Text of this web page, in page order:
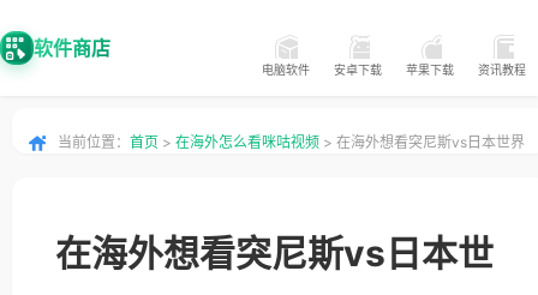
软件商店
电脑软件 安卓下载 苹果下载 资讯教程
当前位置： 首页 > 在海外怎么看咪咕视频 > 在海外想看突尼斯vs日本世界
在海外想看突尼斯vs日本世